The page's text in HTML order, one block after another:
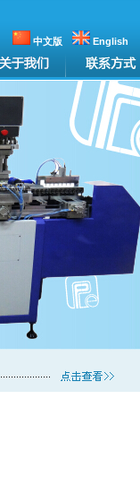
中文版 English